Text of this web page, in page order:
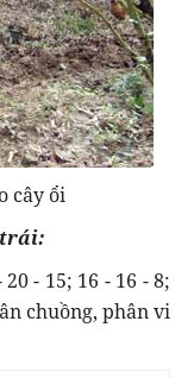
cây ổi
trái:
- 15; 16 - 16 - 8;
chuồng, phân vi